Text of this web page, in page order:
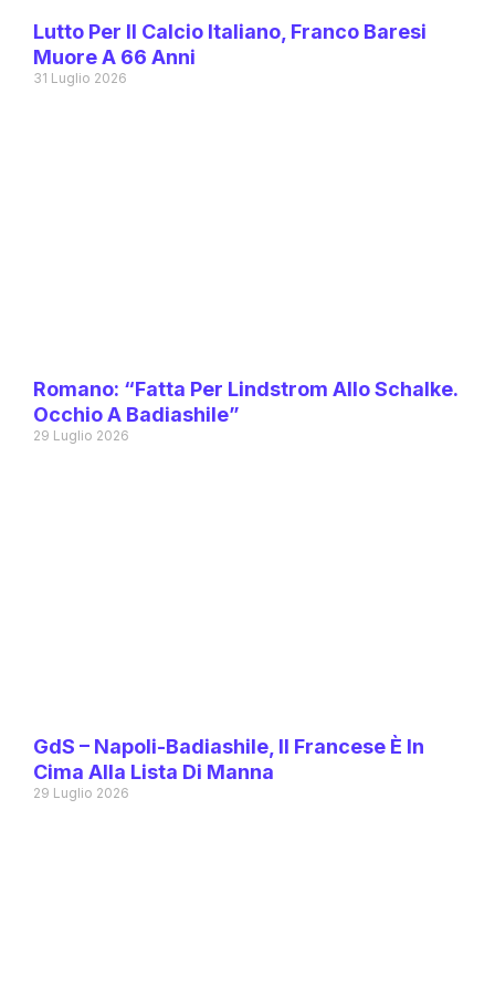
Lutto Per Il Calcio Italiano, Franco Baresi
Muore A 66 Anni
31 Luglio 2026
Romano: “Fatta Per Lindstrom Allo Schalke.
Occhio A Badiashile”
29 Luglio 2026
GdS – Napoli-Badiashile, Il Francese È In
Cima Alla Lista Di Manna
29 Luglio 2026